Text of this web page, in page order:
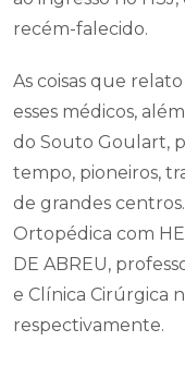
recém-falecido.
As coisas que
esses médicos,
do Souto Goulart,
tempo, pioneiros,
de grandes
Ortopédica com
DE ABREU,
e Clínica Cirúrgica
respectivamente.